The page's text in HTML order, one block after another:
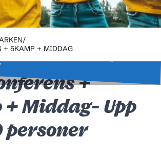
+ 5kamp +
/
+ 5KAMP + MIDDAG
+
Middag- Upp